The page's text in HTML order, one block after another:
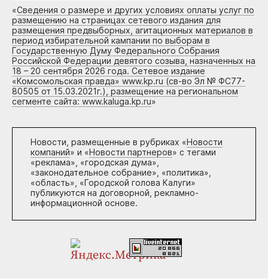
«Сведения о размере и других условиях оплаты услуг по
размещению на страницах сетевого издания для
размещения предвыборных, агитационных материалов в
период избирательной кампании по выборам в
Государственную Думу Федерального Собрания
Российской Федерации девятого созыва, назначенных на
18 – 20 сентября 2026 года. Сетевое издание
«Комсомольская правда» www.kp.ru (св-во Эл № ФС77-
80505 от 15.03.2021г.), размещение на региональном
сегменте сайта: www.kaluga.kp.ru»
Новости, размещенные в рубриках «Новости
компаний» и «Новости партнеров» с тегами
«реклама», «городская дума»,
«законодательное собрание», «политика»,
«область», «Городской голова Калуги»
публикуются на договорной, рекламно-
информационной основе.